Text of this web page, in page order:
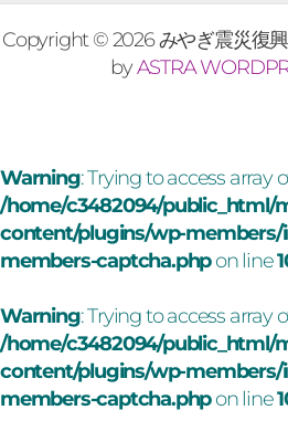
Copyright © 2026 みやぎ震災復
byASTRA
Warning: Trying to access array
/home/c3482094/public_html/
content/plugins/wp-members/
members-captcha.phpon line
Warning: Trying to access array
/home/c3482094/public_html/
content/plugins/wp-members/
members-captcha.phpon line